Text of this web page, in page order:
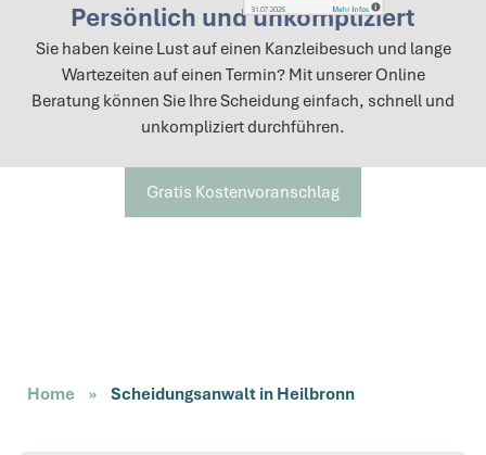
Persönlich und unkompliziert
Sie haben keine Lust auf einen Kanzleibesuch und lange
Wartezeiten auf einen Termin? Mit unserer Online
Beratung können Sie Ihre Scheidung einfach, schnell und
unkompliziert durchführen.
Gratis Kostenvoranschlag
Home » Scheidungsanwalt in Heilbronn